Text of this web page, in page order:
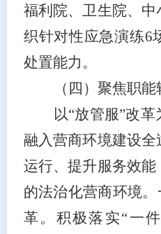
福利院、卫生院、
织针对性应急演练6
处置能力。
（四）聚焦职
以“放管服”改
融入营商环境建设
运行、提升服务效
的法治化营商环境
革。积极落实“一